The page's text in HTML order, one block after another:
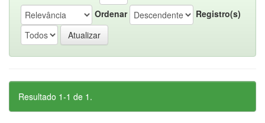
Ordenar
Registro(s)
Resultado 1-1 de 1.